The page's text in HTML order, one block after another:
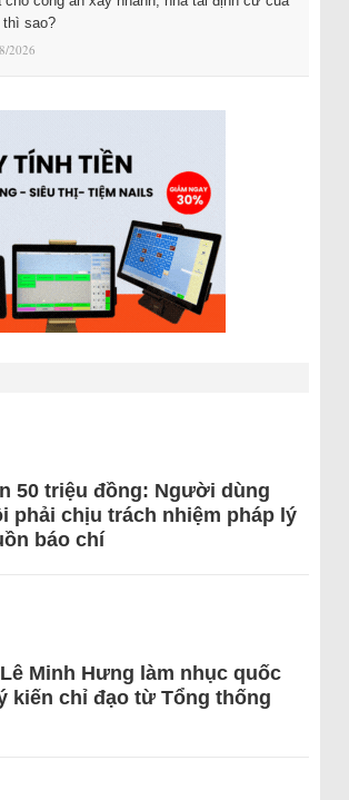
thì sao?
2026
50 triệu đồng: Người dùng
phải chịu trách nhiệm pháp lý
báo chí
Minh Hưng làm nhục quốc
kiến chỉ đạo từ Tổng thống